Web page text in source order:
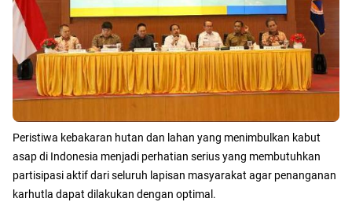
Peristiwa kebakaran hutan dan lahan yang menimbulkan kabut
asap di Indonesia menjadi perhatian serius yang membutuhkan
partisipasi aktif dari seluruh lapisan masyarakat agar penanganan
karhutla dapat dilakukan dengan optimal.